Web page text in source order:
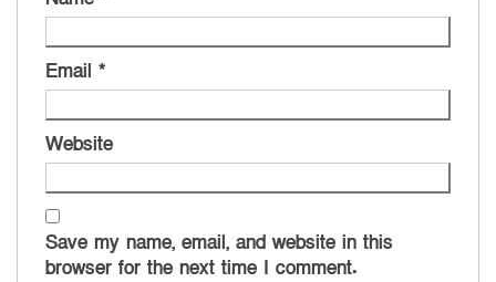
Email *
Website
Save my name, email, and website in this
browser for the next time I comment.